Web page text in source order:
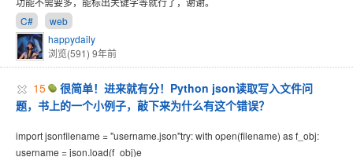
C#
web
happydaily
浏览(591) 9年前
15
很简单！进来就有分！Python json读取写入文件问
题，书上的一个小例子，敲下来为什么有这个错误？
import jsonfilename = "username.json"try: with open(filename) as f_obj:
username = json.load(f_obj)e